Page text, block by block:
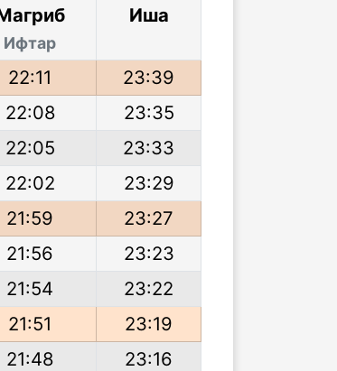
Ифтар
Иша
22:11
23:39
22:08
23:35
22:05
23:33
22:02
23:29
21:59
23:27
21:56
23:23
21:54
23:22
21:51
23:19
21:48
23:16